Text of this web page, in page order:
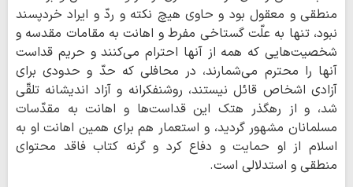
منطقى و معقول بود و حاوى هيچ نكته و ردّ و ايراد خردپسند
نبود، تنها به علّت گستاخى مفرط و اهانت به مقامات مقدسه و
شخصيت‌هايى كه همه از آنها احترام مى‌كنند و حريم قداست
آنها را محترم مى‌شمارند، در محافلى كه حدّ و حدودى براى
آزادى اشخاص قائل نيستند، روشنفكرانه و آزاد انديشانه تلقّى
شد، و از رهگذر هتك اين قداست‌ها و اهانت به مقدّسات
مسلمانان مشهور گرديد، و استعمار هم براى همين اهانت او به
اسلام از او حمايت و دفاع كرد و گرنه كتاب فاقد محتواى
منطقى و استدلالى است.